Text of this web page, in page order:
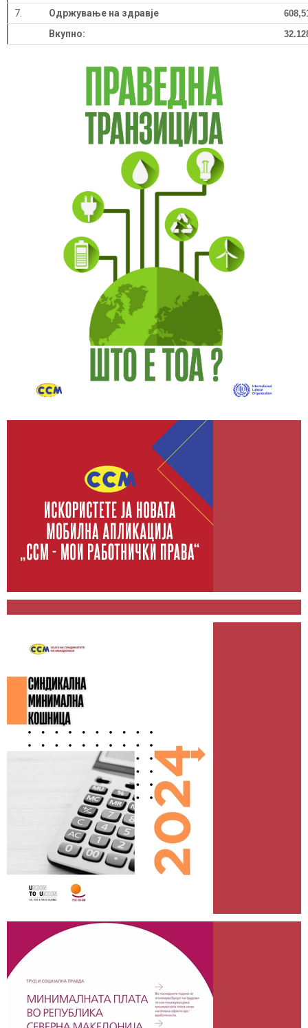
7.
Одржување на здравје
Вкупно: